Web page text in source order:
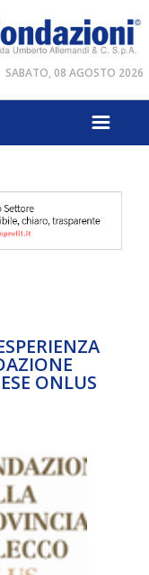
SABATO, 08 AGOSTO 2026
ONLUS